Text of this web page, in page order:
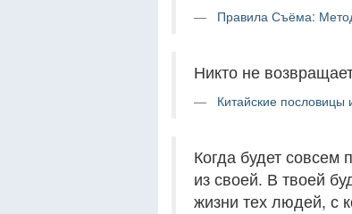
Правила Съёма:
Никто не
Китайские пословицы
Когда будет совсем
из своей. В твоей
жизни тех людей, с